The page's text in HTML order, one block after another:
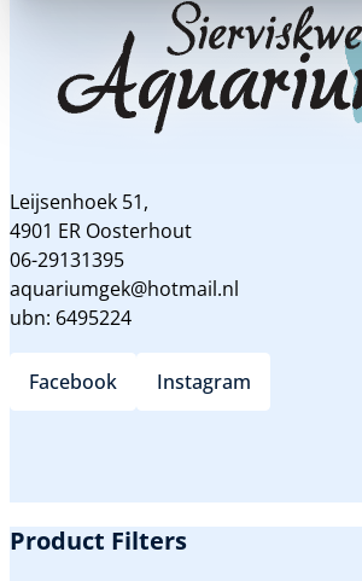
Leijsenhoek 51,
4901 ER Oosterhout
06-29131395
aquariumgek@hotmail.nl
ubn: 6495224
Facebook Instagram
Product Filters